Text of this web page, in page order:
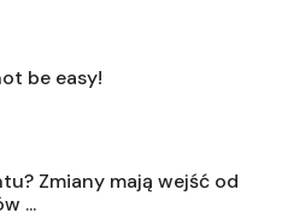
be easy!
Zmiany mają wejść od
...